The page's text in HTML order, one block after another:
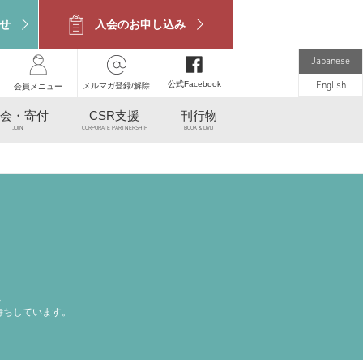
入会のお申し込み
会員メニュー メルマガ登録/解除 公式Facebook
Japanese
English
・寄付
JOIN
CSR支援
CORPORATE PARTNERSHIP
刊行物
BOOK & DVD
しています。